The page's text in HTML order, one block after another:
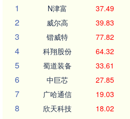
1
N津富 37.49
2 威尔高 39.83
3 锴威特 77.82
4 科翔股份 64.32
5 蜀道装备 33.61
6 中巨芯 27.85
7 广哈通信 19.03
8 欣天科技 18.02